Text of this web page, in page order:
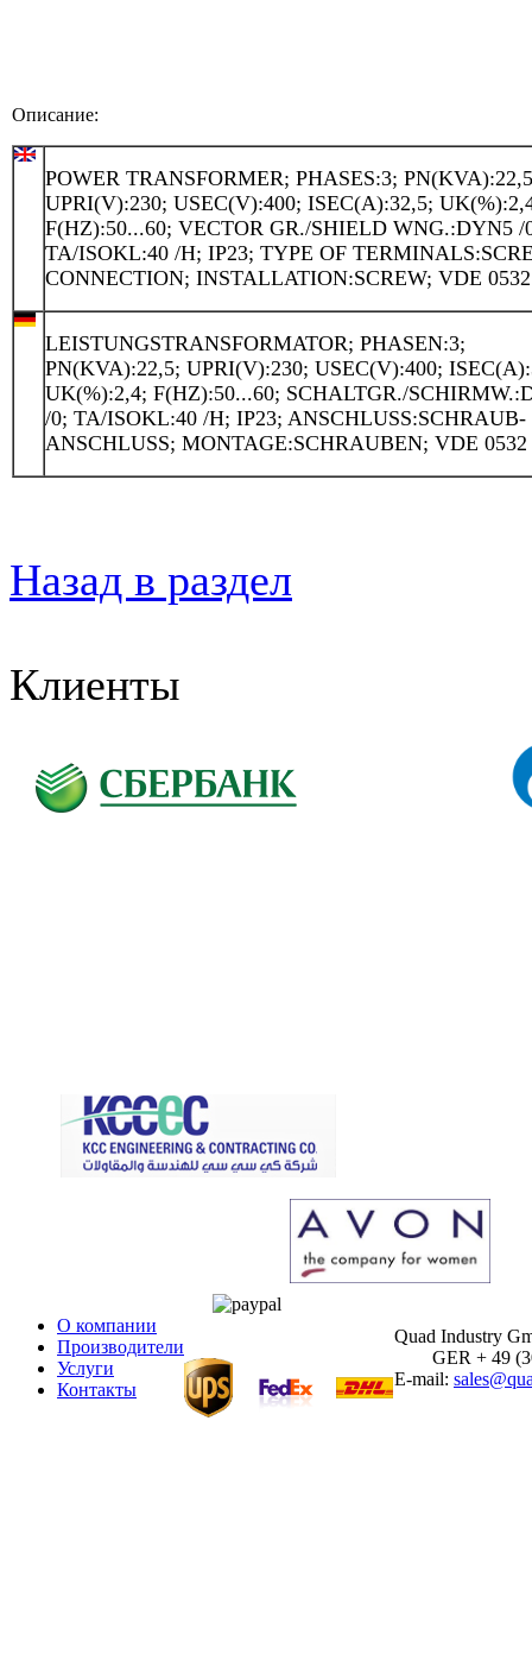
Описание:
POWER TRANSFORMER; PHASES:3;
UPRI(V):230; USEC(V):400; ISEC(A):32,5;
F(HZ):50...60; VECTOR GR./SHIELD WNG.:DYN5 /
TA/ISOKL:40 /H; IP23; TYPE OF
CONNECTION; INSTALLATION:SCREW; VDE 0532
LEISTUNGSTRANSFORMATOR; PHASEN:3;
PN(KVA):22,5; UPRI(V):230; USEC(V):400;
UK(%):2,4; F(HZ):50...60; SCHALTGR./
/0; TA/ISOKL:40 /H; IP23; ANSCHLUSS:SCHRAUB-
ANSCHLUSS; MONTAGE:SCHRAUBEN; VDE 0532
Назад в раздел
Клиенты
О компании
Производители
Услуги
Контакты
Quad Industry
GER + 49
E-mail: